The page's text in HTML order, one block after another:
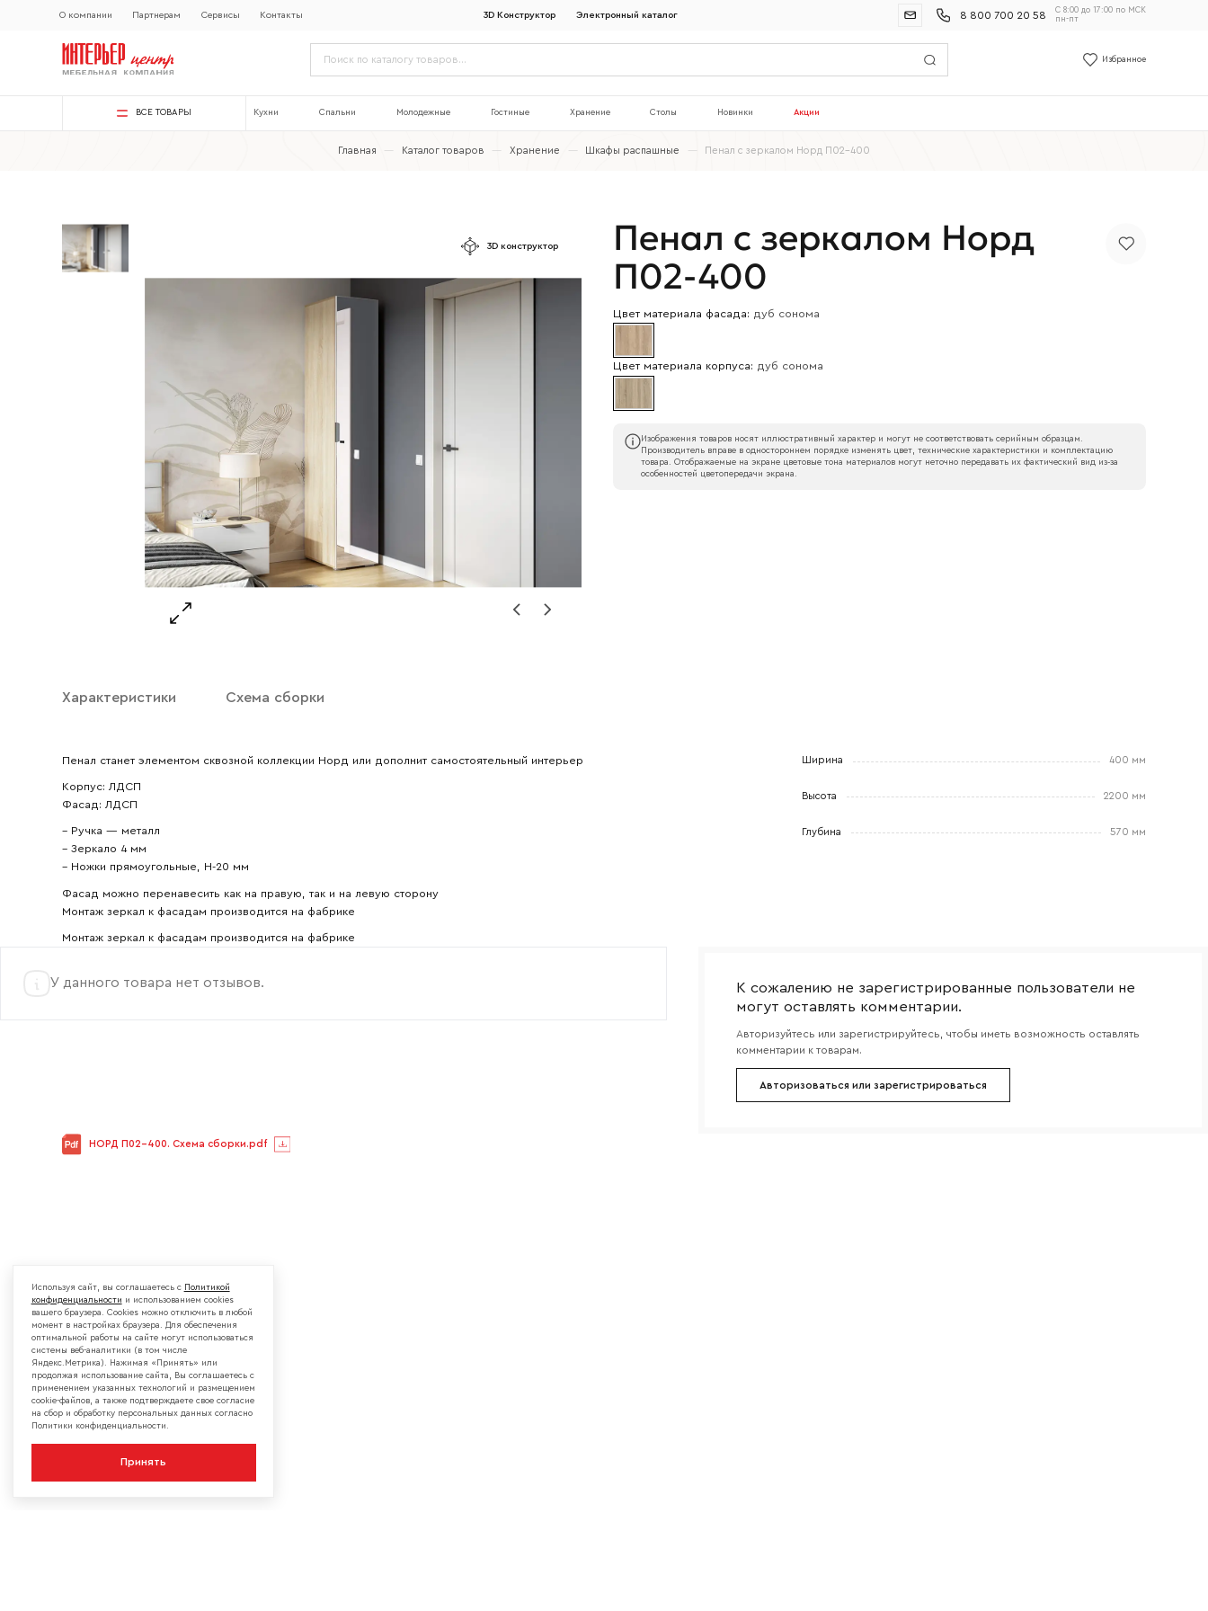
О компании Партнерам Сервисы Контакты 3D Конструктор Электронный каталог 8 800 700 20 58
С 8:00 до 17:00 по МСК
пн-пт
Избранное
ВСЕ ТОВАРЫ Кухни Спальни Молодежные Гостиные Хранение Столы Новинки Акции
Главная — Каталог товаров — Хранение — Шкафы распашные — Пенал с зеркалом Норд П02-400
3D конструктор
Пенал с зеркалом Норд
П02-400
Цвет материала фасада: дуб сонома
Цвет материала корпуса: дуб сонома
Изображения товаров носят иллюстративный характер и могут не соответствовать серийным образцам.
Производитель вправе в одностороннем порядке изменять цвет, технические характеристики и комплектацию
товара. Отображаемые на экране цветовые тона материалов могут неточно передавать их фактический вид из‑за
особенностей цветопередачи экрана.
Характеристики Схема сборки
Пенал станет элементом сквозной коллекции Норд или дополнит самостоятельный интерьер
Корпус: ЛДСП
Фасад: ЛДСП
– Ручка — металл
– Зеркало 4 мм
– Ножки прямоугольные, Н-20 мм
Фасад можно перенавесить как на правую, так и на левую сторону
Монтаж зеркал к фасадам производится на фабрике
Монтаж зеркал к фасадам производится на фабрике
Ширина 400 мм
Высота 2200 мм
Глубина 570 мм
У данного товара нет отзывов.
К сожалению не зарегистрированные пользователи не
могут оставлять комментарии.
Авторизуйтесь или зарегистрируйтесь, чтобы иметь возможность оставлять
комментарии к товарам.
Авторизоваться или зарегистрироваться
НОРД П02-400. Схема сборки.pdf
Используя сайт, вы соглашаетесь с Политикой
конфиденциальности и использованием cookies
вашего браузера. Cookies можно отключить в любой
момент в настройках браузера. Для обеспечения
оптимальной работы на сайте могут использоваться
системы веб-аналитики (в том числе
Яндекс.Метрика). Нажимая «Принять» или
продолжая использование сайта, Вы соглашаетесь с
применением указанных технологий и размещением
cookie-файлов, а также подтверждаете свое согласие
на сбор и обработку персональных данных согласно
Политики конфиденциальности.
Принять